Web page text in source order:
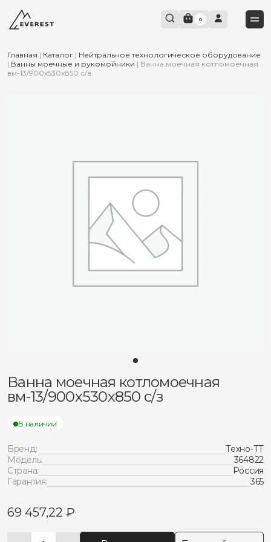
0
Главная | Каталог | Нейтральное технологическое оборудование
| Ванны моечные и рукомойники | Ванна моечная котломоечная
вм-13/900х530х850 с/з
Ванна моечная котломоечная
вм-13/900х530х850 с/з
В наличии
Бренд:
Техно-ТТ
Модель:
364822
Страна:
Россия
Гарантия:
365
69 457,22 ₽